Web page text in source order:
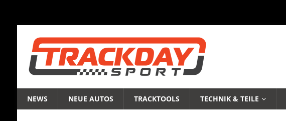
NEWS NEUE AUTOS TRACKTOOLS TECHNIK & TEILE